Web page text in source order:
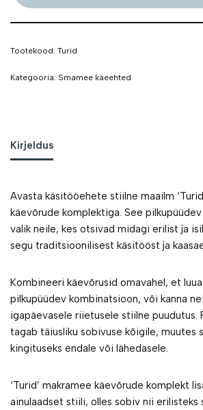
Tootekood: Turid
Kategooria: Smamee käeehted
Kirjeldus
Avasta käsitööehete stiilne maailm
käevõrude komplektiga. See
valik neile, kes otsivad midagi erilist ja
segu traditsioonilisest käsitööst ja
Kombineeri käevõrusid omavahel, et luua
pilkupüüdev kombinatsioon, või kanna
igapäevasele riietusele stiilne puudutus.
tagab täiusliku sobivuse kõigile, muutes
kingituseks endale või lähedasele.
‘Turid’ makramee käevõrude komplekt
ainulaadset stiili, olles sobiv nii erilisteks